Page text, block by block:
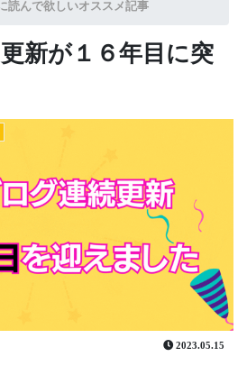
読んで欲しいオススメ記事
新が１６年目に突
2023.05.15